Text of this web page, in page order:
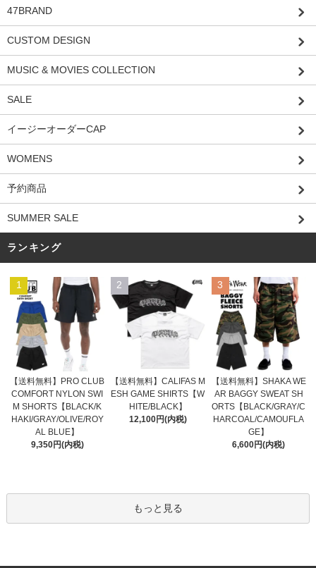
47BRAND
CUSTOM DESIGN
MUSIC & MOVIES COLLECTION
SALE
イージーオーダーCAP
WOMENS
予約商品
SUMMER SALE
ランキング
1
【送料無料】PRO CLUB
COMFORT NYLON SWI
M SHORTS【BLACK/K
HAKI/GRAY/OLIVE/ROY
AL BLUE】
9,350円(内税)
2
【送料無料】CALIFAS M
ESH GAME SHIRTS【W
HITE/BLACK】
12,100円(内税)
3
【送料無料】SHAKA WE
AR BAGGY SWEAT SH
ORTS【BLACK/GRAY/C
HARCOAL/CAMOUFLA
GE】
6,600円(内税)
もっと見る